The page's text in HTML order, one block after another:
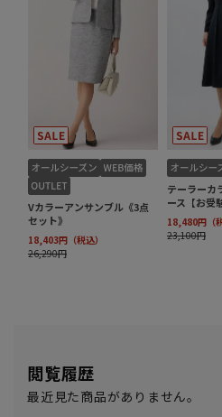
閲覧履歴
最近見た商品がありません。